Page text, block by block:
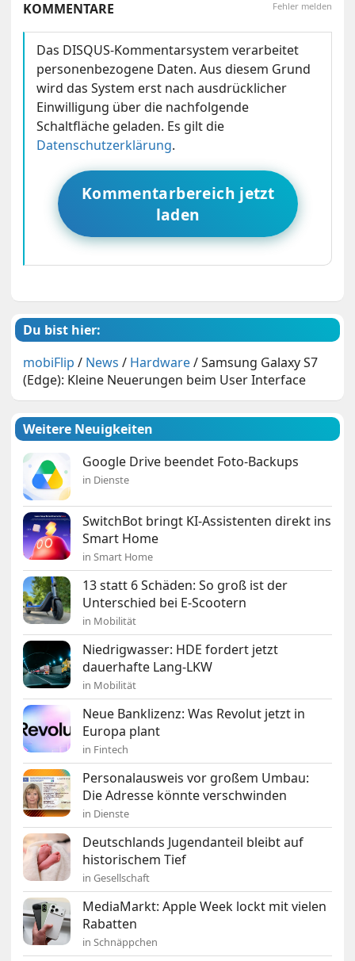
Fehler melden
KOMMENTARE
Das DISQUS-Kommentarsystem verarbeitet
personenbezogene Daten. Aus diesem Grund
wird das System erst nach ausdrücklicher
Einwilligung über die nachfolgende
Schaltfläche geladen. Es gilt die
Datenschutzerklärung.
Kommentarbereich jetzt
laden
Du bist hier:
mobiFlip / News / Hardware/Samsung Galaxy S7
(Edge): Kleine Neuerungen beim User Interface
Weitere Neuigkeiten
Google Drive beendet Foto-Backups
in Dienste
SwitchBot bringt KI-Assistenten direkt ins
Smart Home
in Smart Home
13 statt 6 Schäden: So groß ist der
Unterschied bei E-Scootern
in Mobilität
Niedrigwasser: HDE fordert jetzt
dauerhafte Lang-LKW
in Mobilität
Neue Banklizenz: Was Revolut jetzt in
Europa plant
in Fintech
Personalausweis vor großem Umbau:
Die Adresse könnte verschwinden
in Dienste
Deutschlands Jugendanteil bleibt auf
historischem Tief
in Gesellschaft
MediaMarkt: Apple Week lockt mit vielen
Rabatten
in Schnäppchen